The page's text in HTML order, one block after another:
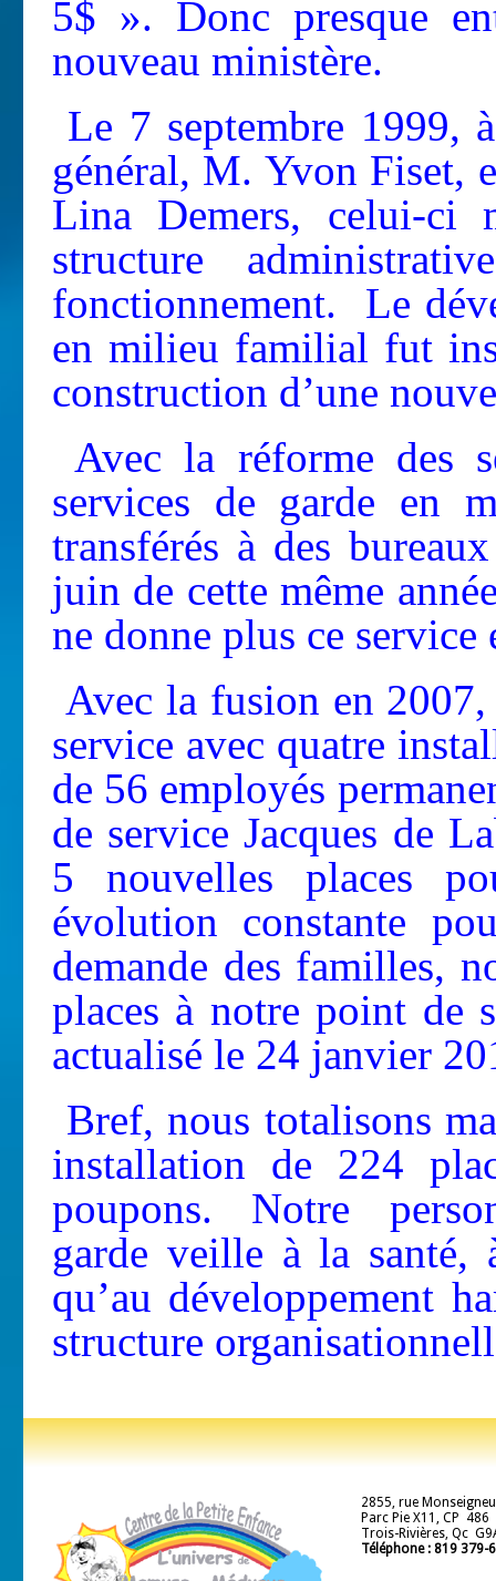
5$ ». Donc presque
nouveau ministère.
Le 7 septembre 1999,
général, M. Yvon Fiset,
Lina Demers, celui-ci
structure
fonctionnement. Le
en milieu familial fut
construction d’une
Avec la réforme des
services de garde en
transférés à des
juin de cette même
ne donne plus ce
Avec la fusion en
service avec quatre
de 56 employés
de service Jacques de
5 nouvelles places
évolution constante
demande des familles,
places à notre point de
actualisé le 24 janvier
Bref, nous totalisons
installation de 224
poupons. Notre
garde veille à la santé,
qu’au développement
structure
2855, rue
Parc Pie X11, CP 486
Trois-Rivières, Qc
Téléphone : 819 379-